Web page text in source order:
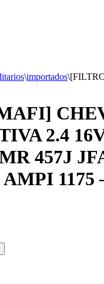
\importados\
2.4
457J
AMPI 1175